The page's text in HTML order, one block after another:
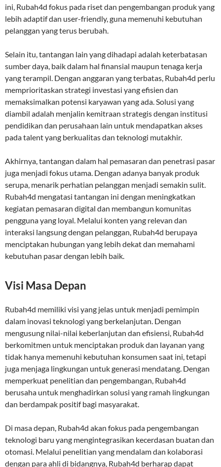
ini, Rubah4d fokus pada riset dan pengembangan produk yang
lebih adaptif dan user-friendly, guna memenuhi kebutuhan
pelanggan yang terus berubah.
Selain itu, tantangan lain yang dihadapi adalah keterbatasan
sumber daya, baik dalam hal finansial maupun tenaga kerja
yang terampil. Dengan anggaran yang terbatas, Rubah4d perlu
memprioritaskan strategi investasi yang efisien dan
memaksimalkan potensi karyawan yang ada. Solusi yang
diambil adalah menjalin kemitraan strategis dengan institusi
pendidikan dan perusahaan lain untuk mendapatkan akses
pada talent yang berkualitas dan teknologi mutakhir.
Akhirnya, tantangan dalam hal pemasaran dan penetrasi pasar
juga menjadi fokus utama. Dengan adanya banyak produk
serupa, menarik perhatian pelanggan menjadi semakin sulit.
Rubah4d mengatasi tantangan ini dengan meningkatkan
kegiatan pemasaran digital dan membangun komunitas
pengguna yang loyal. Melalui konten yang relevan dan
interaksi langsung dengan pelanggan, Rubah4d berupaya
menciptakan hubungan yang lebih dekat dan memahami
kebutuhan pasar dengan lebih baik.
Visi Masa Depan
Rubah4d memiliki visi yang jelas untuk menjadi pemimpin
dalam inovasi teknologi yang berkelanjutan. Dengan
mengusung nilai-nilai keberlanjutan dan efisiensi, Rubah4d
berkomitmen untuk menciptakan produk dan layanan yang
tidak hanya memenuhi kebutuhan konsumen saat ini, tetapi
juga menjaga lingkungan untuk generasi mendatang. Dengan
memperkuat penelitian dan pengembangan, Rubah4d
berusaha untuk menghadirkan solusi yang ramah lingkungan
dan berdampak positif bagi masyarakat.
Di masa depan, Rubah4d akan fokus pada pengembangan
teknologi baru yang mengintegrasikan kecerdasan buatan dan
otomasi. Melalui penelitian yang mendalam dan kolaborasi
dengan para ahli di bidangnya, Rubah4d berharap dapat